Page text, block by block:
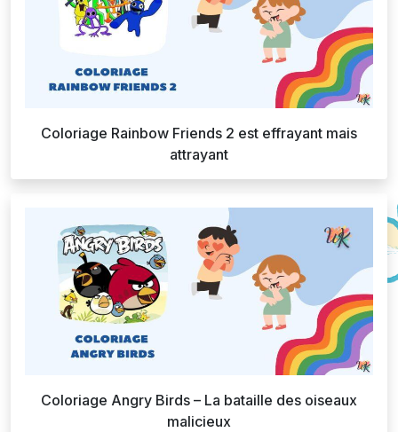
Coloriage Rainbow Friends 2 est effrayant mais
attrayant
Coloriage Angry Birds – La bataille des oiseaux
malicieux